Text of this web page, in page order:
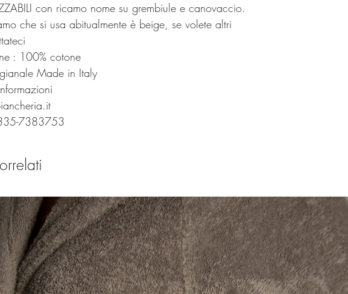
con ricamo nome su grembiule e canovaccio.
che si usa abitualmente è beige, se volete altri
: 100% cotone
Made in Italy
7383753